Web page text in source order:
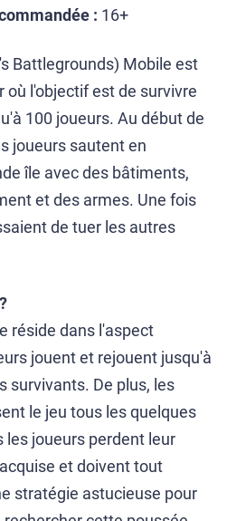
: 16+
Battlegrounds) Mobile est
où l'objectif est de survivre
100 joueurs. Au début de
joueurs sautent en
île avec des bâtiments,
et des armes. Une fois
de tuer les autres
réside dans l'aspect
jouent et rejouent jusqu'à
survivants. De plus, les
le jeu tous les quelques
les joueurs perdent leur
et doivent tout
stratégie astucieuse pour